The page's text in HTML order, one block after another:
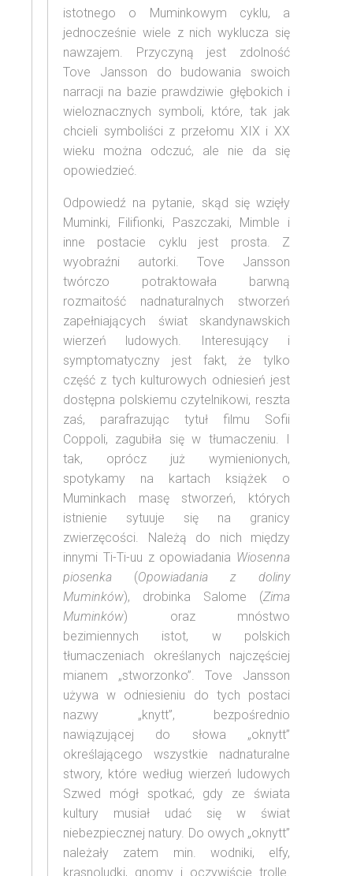
istotnego o Muminkowym cyklu, a
jednocześnie wiele z nich wyklucza się
nawzajem. Przyczyną jest zdolność
Tove Jansson do budowania swoich
narracji na bazie prawdziwie głębokich i
wieloznacznych symboli, które, tak jak
chcieli symboliści z przełomu XIX i XX
wieku można odczuć, ale nie da się
opowiedzieć.
Odpowiedź na pytanie, skąd się wzięły
Muminki, Filifionki, Paszczaki, Mimble i
inne postacie cyklu jest prosta. Z
wyobraźni autorki. Tove Jansson
twórczo potraktowała barwną
rozmaitość nadnaturalnych stworzeń
zapełniających świat skandynawskich
wierzeń ludowych. Interesujący i
symptomatyczny jest fakt, że tylko
część z tych kulturowych odniesień jest
dostępna polskiemu czytelnikowi, reszta
zaś, parafrazując tytuł filmu Sofii
Coppoli, zagubiła się w tłumaczeniu. I
tak, oprócz już wymienionych,
spotykamy na kartach książek o
Muminkach masę stworzeń, których
istnienie sytuuje się na granicy
zwierzęcości. Należą do nich między
innymi Ti-Ti-uu z opowiadania Wiosenna
piosenka (Opowiadania z doliny
Muminków), drobinka Salome (Zima
Muminków) oraz mnóstwo
bezimiennych istot, w polskich
tłumaczeniach określanych najczęściej
mianem „stworzonko”. Tove Jansson
używa w odniesieniu do tych postaci
nazwy „knytt”, bezpośrednio
nawiązującej do słowa „oknytt”
określającego wszystkie nadnaturalne
stwory, które według wierzeń ludowych
Szwed mógł spotkać, gdy ze świata
kultury musiał udać się w świat
niebezpiecznej natury. Do owych „oknytt”
należały zatem min. wodniki, elfy,
krasnoludki, gnomy i oczywiście trolle.